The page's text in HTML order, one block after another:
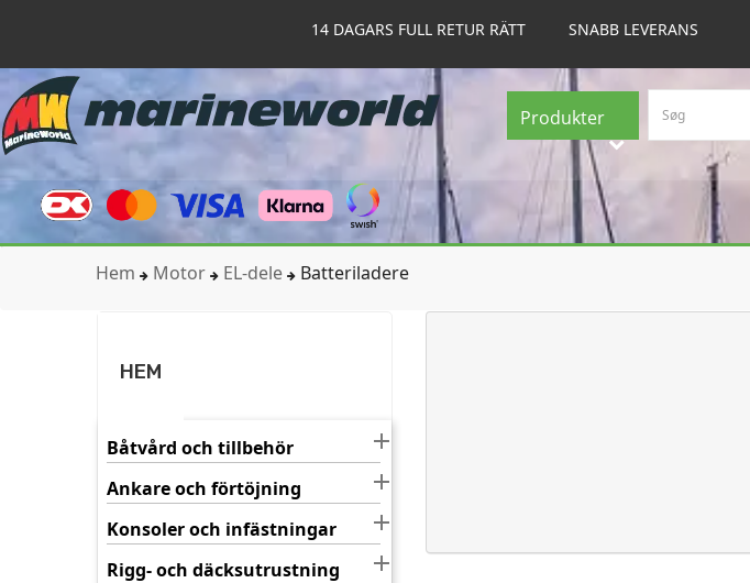
14 DAGARS FULL RETUR RÄTT SNABB LEVERANS
Produkter
Hem Motor EL-dele Batteriladere
HEM
Båtvård och tillbehör 
Ankare och förtöjning 
Konsoler och infästningar 
Rigg- och däcksutrustning 